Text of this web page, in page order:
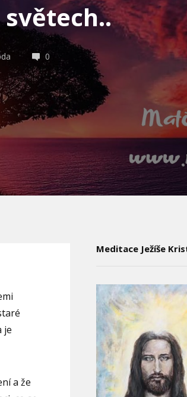
0
je
a že
Meditace Ježíše